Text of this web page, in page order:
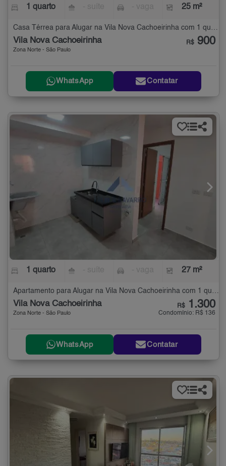
1 quarto 25 m²
Vila Nova Cachoeirinha
Zona Norte - São Paulo
R$ 900
WhatsApp Contatar
1 quarto 27 m²
Apartamento para Alugar na Vila Nova Cachoeirinha com 1 quarto - 27 m²
Vila Nova Cachoeirinha
Zona Norte - São Paulo
R$ 1.300
Condomínio: R$ 136
WhatsApp Contatar